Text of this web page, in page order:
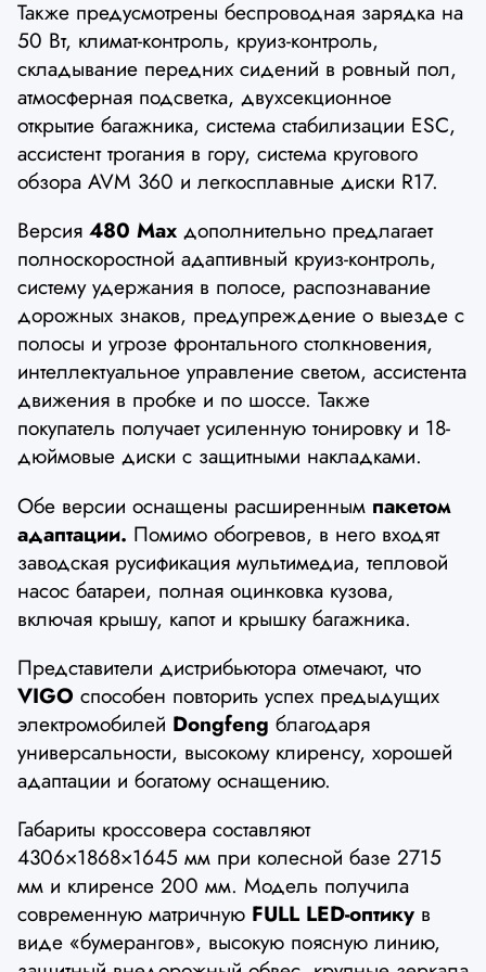
Также предусмотрены беспроводная зарядка на
50 Вт, климат-контроль, круиз-контроль,
складывание передних сидений в ровный пол,
атмосферная подсветка, двухсекционное
открытие багажника, система стабилизации ESC,
ассистент трогания в гору, система кругового
обзора AVM 360 и легкосплавные диски R17.
Версия 480 Max дополнительно предлагает
полноскоростной адаптивный круиз-контроль,
систему удержания в полосе, распознавание
дорожных знаков, предупреждение о выезде с
полосы и угрозе фронтального столкновения,
интеллектуальное управление светом, ассистента
движения в пробке и по шоссе. Также
покупатель получает усиленную тонировку и 18-
дюймовые диски с защитными накладками.
Обе версии оснащены расширенным пакетом
адаптации. Помимо обогревов, в него входят
заводская русификация мультимедиа, тепловой
насос батареи, полная оцинковка кузова,
включая крышу, капот и крышку багажника.
Представители дистрибьютора отмечают, что
VIGO способен повторить успех предыдущих
электромобилей Dongfeng благодаря
универсальности, высокому клиренсу, хорошей
адаптации и богатому оснащению.
Габариты кроссовера составляют
4306×1868×1645 мм при колесной базе 2715
мм и клиренсе 200 мм. Модель получила
современную матричную FULL LED-оптику в
виде «бумерангов», высокую поясную линию,